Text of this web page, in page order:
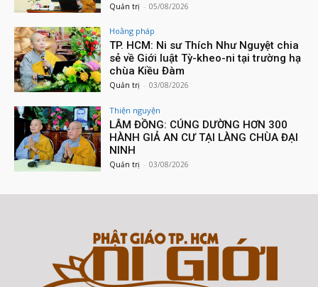
Quản trị - 05/08/2026
Hoằng pháp
TP. HCM: Ni sư Thích Như Nguyệt chia
sẻ về Giới luật Tỳ-kheo-ni tại trường hạ
chùa Kiều Đàm
Quản trị - 03/08/2026
Thiện nguyện
LÂM ĐỒNG: CÚNG DƯỜNG HƠN 300
HÀNH GIẢ AN CƯ TẠI LÀNG CHÙA ĐẠI
NINH
Quản trị - 03/08/2026